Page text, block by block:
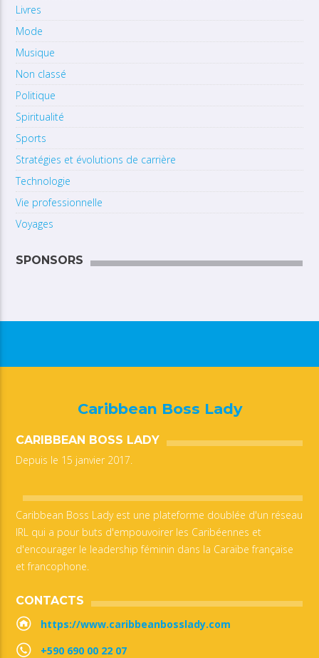
Livres
Mode
Musique
Non classé
Politique
Spiritualité
Sports
Stratégies et évolutions de carrière
Technologie
Vie professionnelle
Voyages
SPONSORS
Caribbean Boss Lady
CARIBBEAN BOSS LADY
Depuis le 15 janvier 2017.
Caribbean Boss Lady est une plateforme doublée d'un réseau
IRL qui a pour buts d'empouvoirer les Caribéennes et
d'encourager le leadership féminin dans la Caraïbe française
et francophone.
CONTACTS
https://www.caribbeanbosslady.com
+590 690 00 22 07